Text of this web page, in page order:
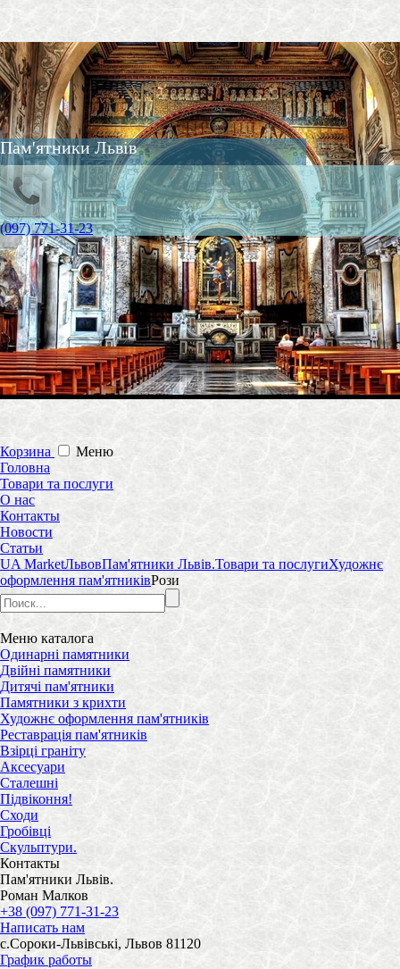
Пам'ятники Львів
(097) 771-31-23
Корзина
Меню
Головна
Товари та послуги
О нас
Контакты
Новости
Статьи
UA MarketЛьвовПам'ятники Львів.Товари та послугиХудожнє
оформлення пам'ятниківРози
Меню каталога
Одинарні памятники
Двійні памятники
Дитячі пам'ятники
Памятники з крихти
Художнє оформлення пам'ятників
Реставрація пам'ятників
Взірці граніту
Аксесуари
Сталешні
Підвіконня!
Сходи
Гробівці
Скульптури.
Контакты
Пам'ятники Львів.
Роман Малков
+38 (097) 771-31-23
Написать нам
с.Сороки-Львівські, Львов 81120
График работы